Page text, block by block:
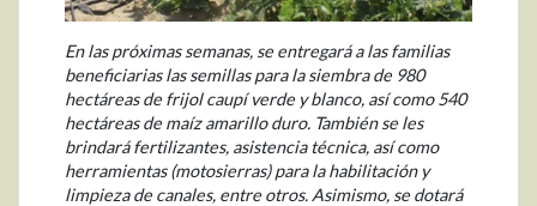
En las próximas semanas, se entregará a las familias
beneficiarias las semillas para la siembra de 980
hectáreas de frijol caupí verde y blanco, así como 540
hectáreas de maíz amarillo duro. También se les
brindará fertilizantes, asistencia técnica, así como
herramientas (motosierras) para la habilitación y
limpieza de canales, entre otros. Asimismo, se dotará